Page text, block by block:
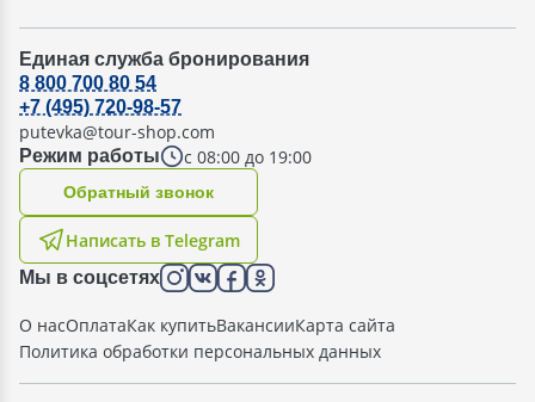
Единая служба бронирования
Режим работы с 08:00 до 19:00
8 800 700 80 54
+7 (495) 720-98-57
putevka@tour-shop.com
Написать в Telegram
Oбратный звонок
Мы в соцсетях
О насОплатаКак купитьВакансииКарта сайта
Политика обработки персональных данных